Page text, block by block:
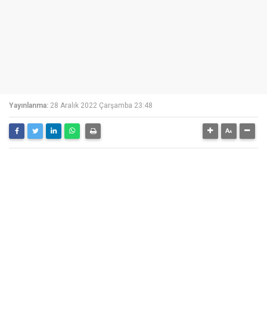
Yayınlanma: 28 Aralık 2022 Çarşamba 23:48